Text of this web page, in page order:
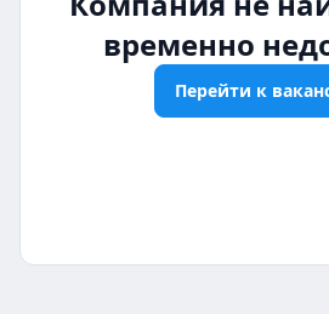
временно
Перейти к